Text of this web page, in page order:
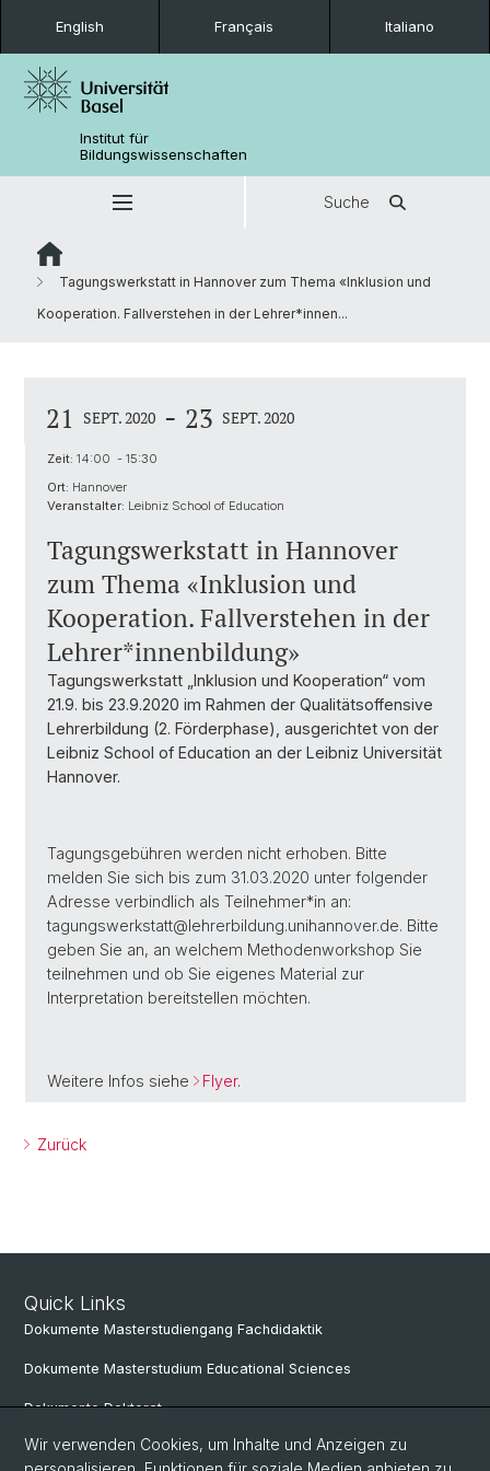
English Français Italiano
Institut für
Bildungswissenschaften
Suche
Tagungswerkstatt in Hannover zum Thema «Inklusion und
Kooperation. Fallverstehen in der Lehrer*innen...
21 SEPT. 2020 - 23 SEPT. 2020
Zeit: 14:00 - 15:30
Ort: Hannover
Veranstalter: Leibniz School of Education
Tagungswerkstatt in Hannover
zum Thema «Inklusion und
Kooperation. Fallverstehen in der
Lehrer*innenbildung»
Tagungswerkstatt „Inklusion und Kooperation“ vom
21.9. bis 23.9.2020 im Rahmen der Qualitätsoffensive
Lehrerbildung (2. Förderphase), ausgerichtet von der
Leibniz School of Education an der Leibniz Universität
Hannover.
Tagungsgebühren werden nicht erhoben. Bitte
melden Sie sich bis zum 31.03.2020 unter folgender
Adresse verbindlich als Teilnehmer*in an:
tagungswerkstatt@lehrerbildung.unihannover.de. Bitte
geben Sie an, an welchem Methodenworkshop Sie
teilnehmen und ob Sie eigenes Material zur
Interpretation bereitstellen möchten.
Weitere Infos siehe Flyer.
Zurück
Quick Links
Dokumente Masterstudiengang Fachdidaktik
Dokumente Masterstudium Educational Sciences
Dokumente Doktorat
Wir verwenden Cookies, um Inhalte und Anzeigen zu